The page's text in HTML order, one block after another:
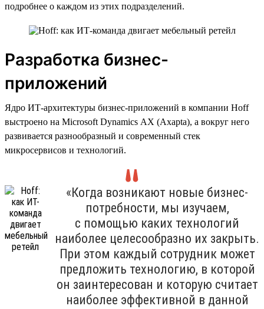
подробнее о каждом из этих подразделений.
Разработка бизнес-
приложений
Ядро ИТ-архитектуры бизнес-приложений в компании Hoff
выстроено на Microsoft Dynamics AX (Axapta), а вокруг него
развивается разнообразный и современный стек
микросервисов и технологий.
«Когда возникают новые бизнес-
потребности, мы изучаем,
с помощью каких технологий
наиболее целесообразно их закрыть.
При этом каждый сотрудник может
предложить технологию, в которой
он заинтересован и которую считает
наиболее эффективной в данной